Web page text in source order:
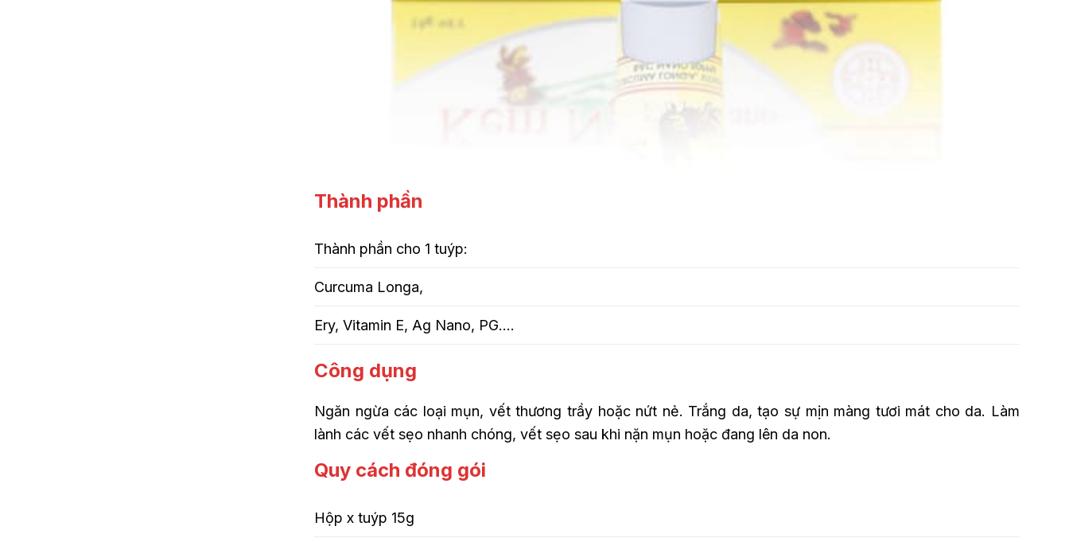
Thành phần
Thành phần cho 1 tuýp:
Curcuma Longa,
Ery, Vitamin E, Ag Nano, PG….
Công dụng
Ngăn ngừa các loại mụn, vết thương trầy hoặc nứt nẻ. Trắng da, tạo sự mịn màng tươi mát cho da. Làm
lành các vết sẹo nhanh chóng, vết sẹo sau khi nặn mụn hoặc đang lên da non.
Quy cách đóng gói
Hộp x tuýp 15g